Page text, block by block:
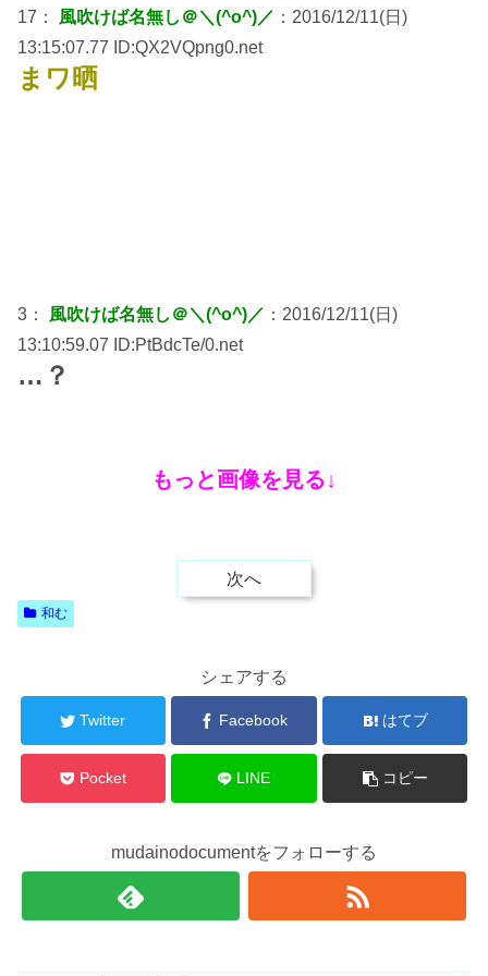
17： 風吹けば名無し＠＼(^o^)／ ：2016/12/11(日)
13:15:07.77 ID:QX2VQpng0.net
まワ晒
3： 風吹けば名無し＠＼(^o^)／ ：2016/12/11(日)
13:10:59.07 ID:PtBdcTe/0.net
…？
もっと画像を見る↓
次へ
和む
シェアする
Twitter Facebook はてブ
Pocket LINE コピー
mudainodocumentをフォローする